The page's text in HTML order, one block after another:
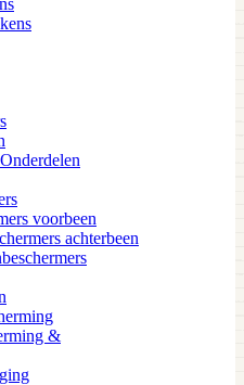
voorbeen
achterbeen
&